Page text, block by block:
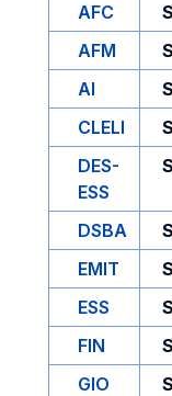
AFC
S
AFM
S
AI
S
CLELI
S
DES-
ESS
S
DSBA S
EMIT
S
ESS
S
FIN
S
GIO
S